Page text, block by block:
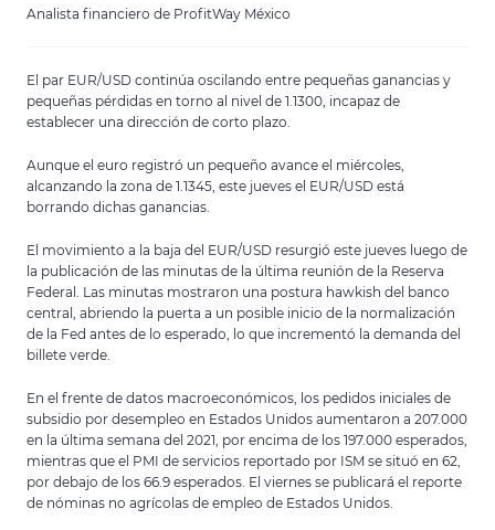
Analista financiero de ProfitWay México
El par EUR/USD continúa oscilando entre pequeñas ganancias y
pequeñas pérdidas en torno al nivel de 1.1300, incapaz de
establecer una dirección de corto plazo.
Aunque el euro registró un pequeño avance el miércoles,
alcanzando la zona de 1.1345, este jueves el EUR/USD está
borrando dichas ganancias.
El movimiento a la baja del EUR/USD resurgió este jueves luego de
la publicación de las minutas de la última reunión de la Reserva
Federal. Las minutas mostraron una postura hawkish del banco
central, abriendo la puerta a un posible inicio de la normalización
de la Fed antes de lo esperado, lo que incrementó la demanda del
billete verde.
En el frente de datos macroeconómicos, los pedidos iniciales de
subsidio por desempleo en Estados Unidos aumentaron a 207.000
en la última semana del 2021, por encima de los 197.000 esperados,
mientras que el PMI de servicios reportado por ISM se situó en 62,
por debajo de los 66.9 esperados. El viernes se publicará el reporte
de nóminas no agrícolas de empleo de Estados Unidos.